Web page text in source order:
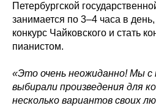
Петербургской
занимается по 3–4 часа в
конкурс Чайковского и стать
пианистом.
«Это очень неожиданно! Мы с
выбирали произведения для
несколько вариантов своих